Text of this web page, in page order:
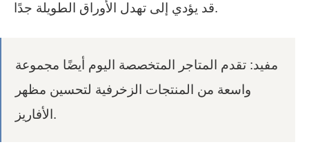
قد يؤدي إلى تهدل الأوراق الطويلة جدًا.
مفيد: تقدم المتاجر المتخصصة اليوم أيضًا مجموعة
واسعة من المنتجات الزخرفية لتحسين مظهر
الأفاريز.